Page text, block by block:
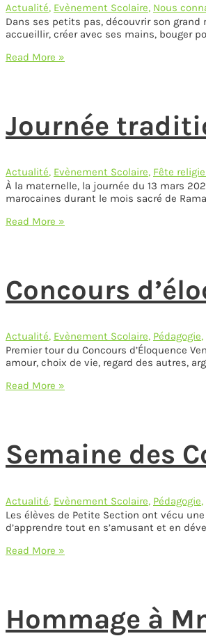
Actualité, Evènement Scolaire, Nous
Dans ses petits pas, découvrir son
accueillir, créer avec ses mains, bouger
Dans
son
grand
Ouvertes
Petite
Section
Read More »
Journée
Actualité, Evènement Scolaire, Fête
À la maternelle, la journée du 13 mars
marocaines durant le mois sacré de
Journée
Read More »
Concours
Actualité, Evènement Scolaire, Pédagogie,
Premier tour du Concours d’Éloquence
amour, choix de vie, regard des autres,
Concours
Read More »
Semaine des
Actualité, Evènement Scolaire, Pédagogie,
Les élèves de Petite Section ont vécu
d’apprendre tout en s’amusant et en
Semaine
Read More »
Hommage à